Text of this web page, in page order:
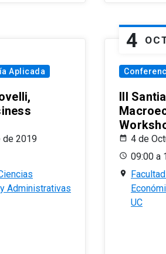
Aplicada
de 2019
Administrativas
4
III
4 de
09:00 a
UC